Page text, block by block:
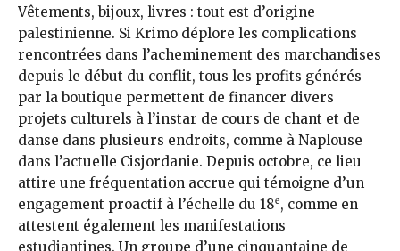
Vêtements, bijoux, livres : tout est d’origine
palestinienne. Si Krimo déplore les complications
rencontrées dans l’acheminement des marchandises
depuis le début du conflit, tous les profits générés
par la boutique permettent de financer divers
projets culturels à l’instar de cours de chant et de
danse dans plusieurs endroits, comme à Naplouse
dans l’actuelle Cisjordanie. Depuis octobre, ce lieu
attire une fréquentation accrue qui témoigne d’un
engagement proactif à l’échelle du 18e, comme en
attestent également les manifestations
estudiantines. Un groupe d’une cinquantaine de